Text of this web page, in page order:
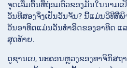
ຈຸດເລີ່ມຕົ້ນທີ່ຖ່ອມຕົວຂອງມັນໃນນາມເ
ວັນທີສອງຈິ່ງເປັນວັນຈັນ? ນີ້ແມ່ນວິທີທີ່
ວັນອາທິດແມ່ນວັນທຳອິດຂອງອາທິດ ແ
ສຸດທ້າຍ.
ດູຊານເບ, ນະຄອນຫຼວງຂອງທາຈິກິສຖ